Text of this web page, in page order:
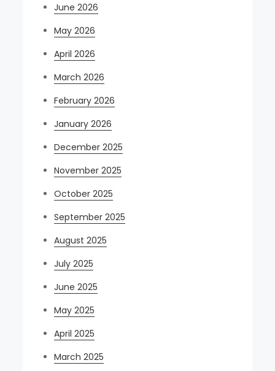
June 2026
May 2026
April 2026
March 2026
February 2026
January 2026
December 2025
November 2025
October 2025
September 2025
August 2025
July 2025
June 2025
May 2025
April 2025
March 2025